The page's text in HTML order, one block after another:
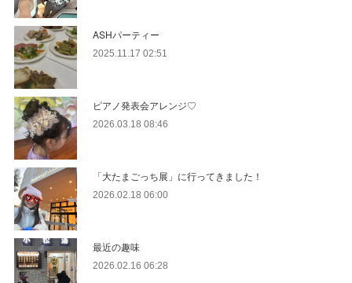
ASHパーティー
2025.11.17 02:51
ピアノ発表会アレンジ♡
2026.03.18 08:46
「大たまごっち展」に行ってきました！
2026.02.18 06:00
最近の趣味
2026.02.16 06:28